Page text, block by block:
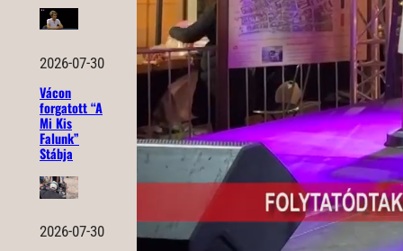
2026-07-30
Vácon
forgatott “A
Mi Kis
Falunk”
Stábja
2026-07-30